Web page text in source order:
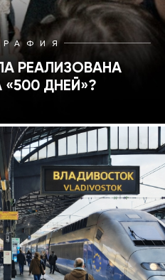
РЕАЛИЗОВАНА
ДНЕЙ»?